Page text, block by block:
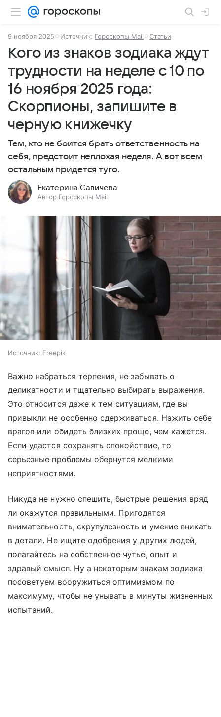
9 ноября 2025 Источник: Гороскопы Mail Статьи
Кого из знаков зодиака ждут
трудности на неделе с 10 по
16 ноября 2025 года:
Скорпионы, запишите в
черную книжечку
Тем, кто не боится брать ответственность на
себя, предстоит неплохая неделя. А вот всем
остальным придется туго.
Екатерина Савичева
Автор Гороскопы Mail
Источник: Freepik
Важно набраться терпения, не забывать о
деликатности и тщательно выбирать выражения.
Это относится даже к тем ситуациям, где вы
привыкли не особенно сдерживаться. Нажить себе
врагов или обидеть близких проще, чем кажется.
Если удастся сохранять спокойствие, то
серьезные проблемы обернутся мелкими
неприятностями.
Никуда не нужно спешить, быстрые решения вряд
ли окажутся правильными. Пригодятся
внимательность, скрупулезность и умение вникать
в детали. Не ищите одобрения у других людей,
полагайтесь на собственное чутье, опыт и
здравый смысл. Ну а некоторым знакам зодиака
посоветуем вооружиться оптимизмом по
максимуму, чтобы не унывать в минуты жизненных
испытаний.